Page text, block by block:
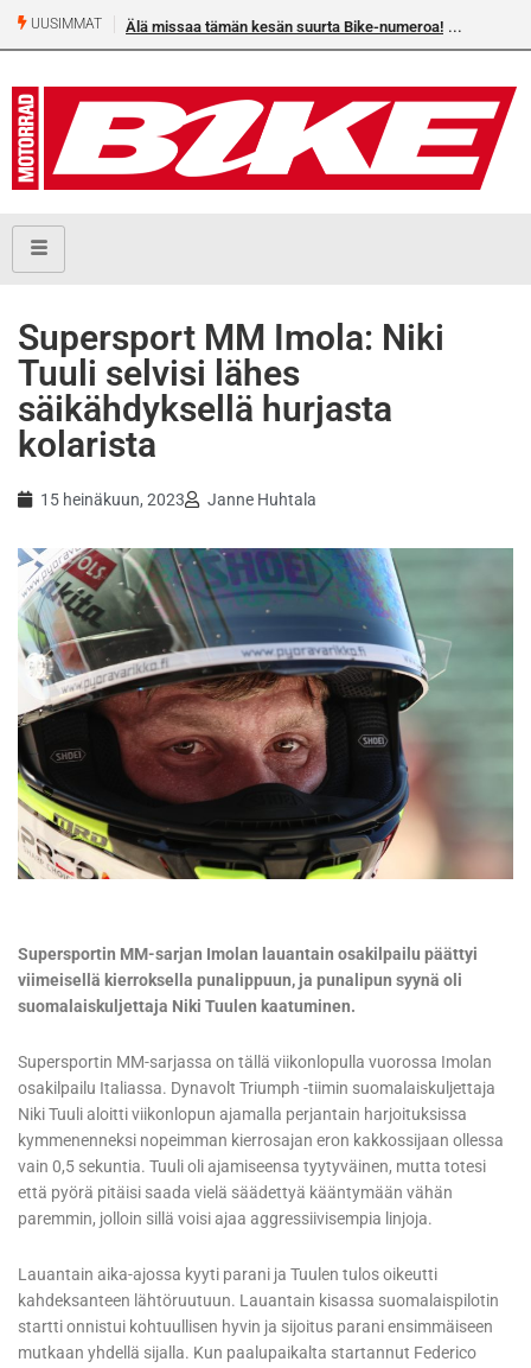
UUSIMMAT Älä missaa tämän kesän suurta Bike-numeroa!
Supersport MM Imola: Niki
Tuuli selvisi lähes
säikähdyksellä hurjasta
kolarista
15 heinäkuun, 2023 Janne Huhtala
Supersportin MM-sarjan Imolan lauantain osakilpailu päättyi
viimeisellä kierroksella punalippuun, ja punalipun syynä oli
suomalaiskuljettaja Niki Tuulen kaatuminen.
Supersportin MM-sarjassa on tällä viikonlopulla vuorossa Imolan
osakilpailu Italiassa. Dynavolt Triumph -tiimin suomalaiskuljettaja
Niki Tuuli aloitti viikonlopun ajamalla perjantain harjoituksissa
kymmenenneksi nopeimman kierrosajan eron kakkossijaan ollessa
vain 0,5 sekuntia. Tuuli oli ajamiseensa tyytyväinen, mutta totesi
että pyörä pitäisi saada vielä säädettyä kääntymään vähän
paremmin, jolloin sillä voisi ajaa aggressiivisempia linjoja.
Lauantain aika-ajossa kyyti parani ja Tuulen tulos oikeutti
kahdeksanteen lähtöruutuun. Lauantain kisassa suomalaispilotin
startti onnistui kohtuullisen hyvin ja sijoitus parani ensimmäiseen
mutkaan yhdellä sijalla. Kun paalupaikalta startannut Federico